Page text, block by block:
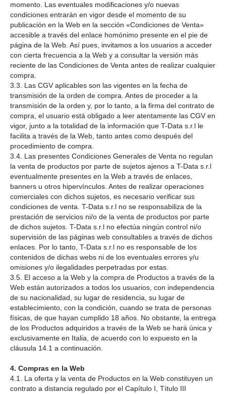
momento. Las eventuales modificaciones y/o nuevas
condiciones entrarán en vigor desde el momento de su
publicación en la Web en la sección «Condiciones de Venta»
accesible a través del enlace homónimo presente en el pie de
página de la Web. Así pues, invitamos a los usuarios a acceder
con cierta frecuencia a la Web y a consultar la versión más
reciente de las Condiciones de Venta antes de realizar cualquier
compra.
3.3. Las CGV aplicables son las vigentes en la fecha de
transmisión de la orden de compra. Antes de proceder a la
transmisión de la orden y, por lo tanto, a la firma del contrato de
compra, el usuario está obligado a leer atentamente las CGV en
vigor, junto a la totalidad de la información que T-Data s.r.l le
facilita a través de la Web, tanto antes como después del
procedimiento de compra.
3.4. Las presentes Condiciones Generales de Venta no regulan
la venta de productos por parte de sujetos ajenos a T-Data s.r.l
eventualmente presentes en la Web a través de enlaces,
banners u otros hipervínculos. Antes de realizar operaciones
comerciales con dichos sujetos, es necesario verificar sus
condiciones de venta. T-Data s.r.l no se responsabiliza de la
prestación de servicios ni/o de la venta de productos por parte
de dichos sujetos. T-Data s.r.l no efectúa ningún control ni/o
supervisión de las páginas web consultables a través de dichos
enlaces. Por lo tanto, T-Data s.r.l no es responsable de los
contenidos de dichas webs ni de los eventuales errores y/u
omisiones y/o ilegalidades perpetradas por estas.
3.5. El acceso a la Web y la compra de Productos a través de la
Web están autorizados a todos los usuarios, con independencia
de su nacionalidad, su lugar de residencia, su lugar de
establecimiento, con la condición, cuando se trata de personas
físicas, de que hayan cumplido 18 años. No obstante, la entrega
de los Productos adquiridos a través de la Web se hará única y
exclusivamente en Italia, de acuerdo con lo expuesto en la
cláusula 14.1 a continuación.
4. Compras en la Web
4.1. La oferta y la venta de Productos en la Web constituyen un
contrato a distancia regulado por el Capítulo I, Título III